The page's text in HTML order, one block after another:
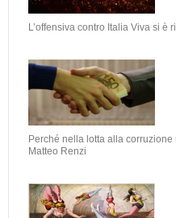
L’offensiva contro Italia Viva si è
Perché nella lotta alla
Matteo Renzi